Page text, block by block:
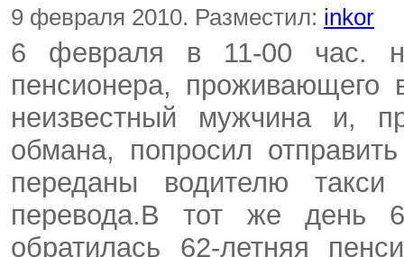
9 февраля 2010. Разместил: inkor
6 февраля в 11-00 час.
пенсионера,
неизвестный мужчина и,
обмана, попросил
переданы водителю такси
перевода.В тот же
обратилась 62-летняя